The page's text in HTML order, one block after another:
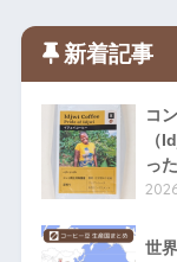
新着記事
コ
（
っ
世